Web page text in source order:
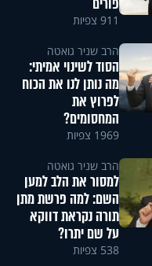
911 צפיות
הרב שניר גואטה
הסוד לשינוי אמיתי:
מה נותן לנו את הכוח
לפרוץ את
המחסומים?
1969 צפיות
הרב שניר גואטה
למסור את הלב למען
השם: למה פרשת מתן
תורה נקראת דווקא
על שם יתרו?
538 צפיות